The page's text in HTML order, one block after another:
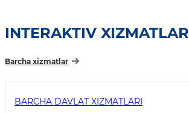
INTERAKTIV XIZMATLAR
Barcha xizmatlar
BARCHA DAVLAT XIZMATLARI